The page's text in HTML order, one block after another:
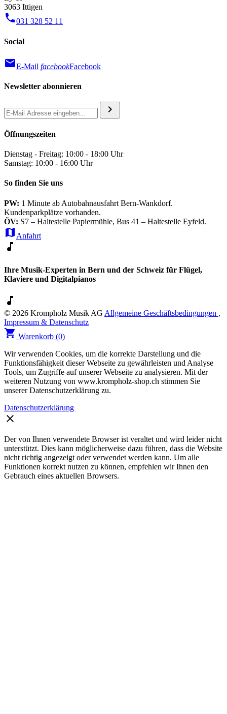
3063 Ittigen
phone031 328 52 11
Social
mailE-Mail facebookFacebook
Newsletter abonnieren
chevron_right
Öffnungszeiten
Dienstag - Freitag: 10:00 - 18:00 Uhr
Samstag: 10:00 - 16:00 Uhr
So finden Sie uns
PW: 1 Minute ab Autobahnausfahrt Bern-Wankdorf.
Kundenparkplätze vorhanden.
ÖV: S7 – Haltestelle Papiermühle, Bus 41 – Haltestelle Eyfeld.
map Anfahrt
music_note
Ihre Musik-Experten in Bern und der Schweiz für Flügel,
Klaviere und Digitalpianos
music_note
© 2026 Krompholz Musik AG Allgemeine Geschäftsbedingungen ,
Impressum & Datenschutz
shopping_cart Warenkorb (0)
Wir verwenden Cookies, um die korrekte Darstellung und die
Funktionsfähigkeit dieser Webseite zu gewährleisten und Analyse
Tools, um Zugriffe auf unserer Webseite zu analysieren. Mit der
weiteren Nutzung von www.krompholz-shop.ch stimmen Sie
unserer Datenschutzerklärung zu.
Datenschutzerklärung
clear
Der von Ihnen verwendete Browser ist veraltet und wird leider nicht
unterstützt. Dies kann möglicherweise dazu führen, dass die Website
nicht richtig angezeigt oder verwendet werden kann. Um alle
Funktionen korrekt nutzen zu können, empfehlen wir Ihnen den
Gebrauch eines aktuellen Browsers.